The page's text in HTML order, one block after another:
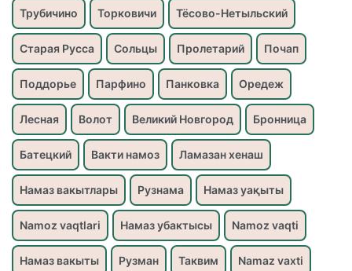
Трубичино Торковичи Тёсово-Нетыльский
Старая Русса Сольцы Пролетарий Почап
Поддорье Парфино Панковка Оредеж
Лесная Волот Великий Новгород Бронница
Батецкий Вакти намоз Ламазан хенаш
Намаз вакытлары Рузнама Намаз уақыты
Namoz vaqtlari Намаз убактысы Namoz vaqti
Намаз вакыты Рузман Таквим Namaz vaxti